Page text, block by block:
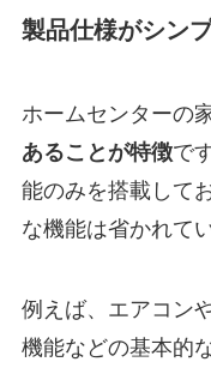
製品仕様がシン
ホームセンターの
あることが特徴で
能のみを搭載して
な機能は省かれて
例えば、エアコン
機能などの基本的